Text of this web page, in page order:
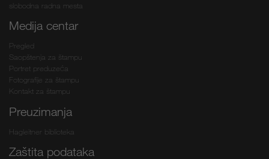
slobodna radna mesta
Medija centar
Pregled
Saopštenja za štampu
Portret preduzeća
Fotografije za štampu
Kontakt za štampu
Preuzimanja
Hagleitner biblioteka
Zaštita podataka